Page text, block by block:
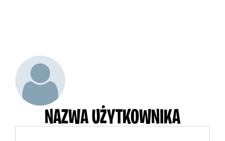
NAZWA UŻYTKOWNIKA